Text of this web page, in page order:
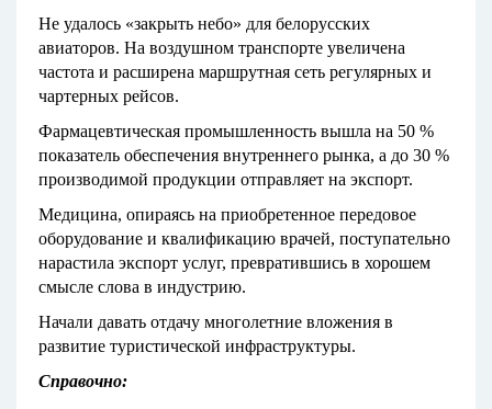
Не удалось «закрыть небо» для белорусских
авиаторов. На воздушном транспорте увеличена
частота и расширена маршрутная сеть регулярных и
чартерных рейсов.
Фармацевтическая промышленность вышла на 50 %
показатель обеспечения внутреннего рынка, а до 30 %
производимой продукции отправляет на экспорт.
Медицина, опираясь на приобретенное передовое
оборудование и квалификацию врачей, поступательно
нарастила экспорт услуг, превратившись в хорошем
смысле слова в индустрию.
Начали давать отдачу многолетние вложения в
развитие туристической инфраструктуры.
Справочно: